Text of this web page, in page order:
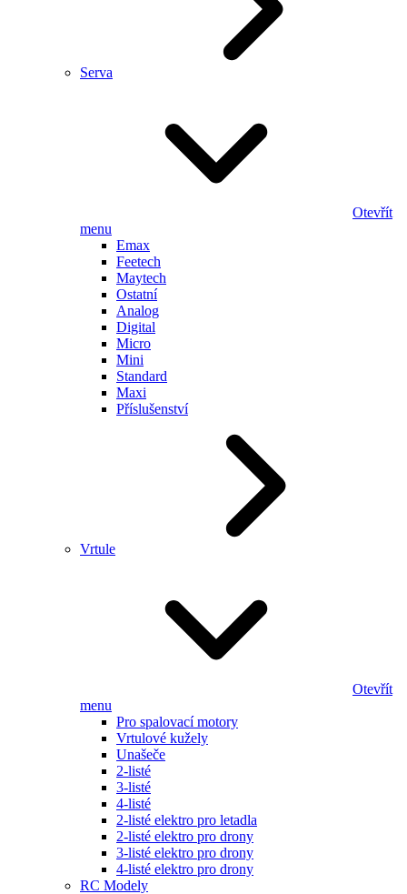
Serva
Otevřít
menu
Emax
Feetech
Maytech
Ostatní
Analog
Digital
Micro
Mini
Standard
Maxi
Příslušenství
Vrtule
Otevřít
menu
Pro spalovací motory
Vrtulové kužely
Unašeče
2-listé
3-listé
4-listé
2-listé elektro pro letadla
2-listé elektro pro drony
3-listé elektro pro drony
4-listé elektro pro drony
RC Modely